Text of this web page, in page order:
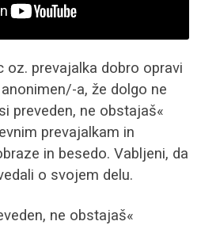
oz. prevajalka dobro opravi
a, že dolgo ne
preveden, ne obstajaš«
prevajalkam in
in besedo. Vabljeni, da
o svojem delu.
ne obstajaš«